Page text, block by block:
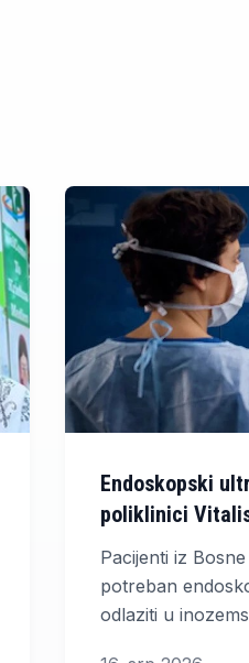
Endoskopski
poliklinici
Pacijenti iz
potreban
odlaziti u